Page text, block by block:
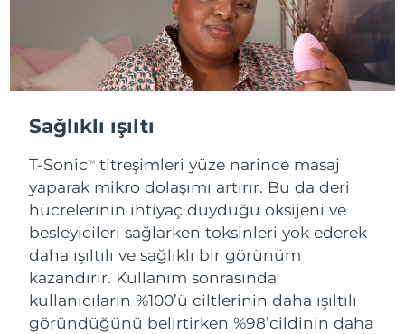
Sağlıklı ışıltı
T-SonicTM
titreşimleri yüze narince masaj
yaparak mikro dolaşımı artırır. Bu da deri
hücrelerinin ihtiyaç duyduğu oksijeni ve
besleyicileri sağlarken toksinleri yok ederek
daha ışıltılı ve sağlıklı bir görünüm
kazandırır. Kullanım sonrasında
kullanıcıların %100’ü ciltlerinin daha ışıltılı
göründüğünü belirtirken %98’cildinin daha
Güney Kore
Tahmini teslim tarihi
12/08/2026
İspanya
Tahmini teslim tarihi
10/08/2026
İsveç
İsviçre
Tahmini teslim tarihi
10/08/2026
Tayvan
Tahmini teslim tarihi
Tayland
Tahmini teslim tarihi
14/08/2026